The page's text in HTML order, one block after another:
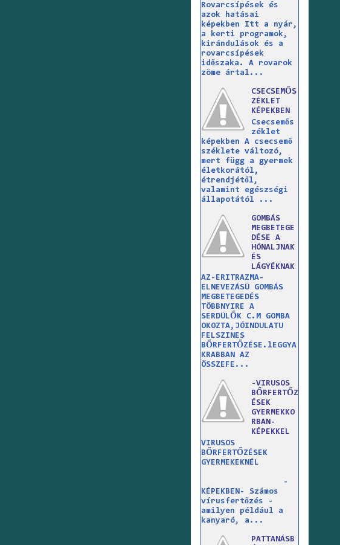
Rovarcsípések és
azok hatásai
képekben Itt a nyár,
a kerti programok,
kirándulások és a
rovarcsípések
időszaka. A rovarok
zöme ártal...
CSECSEMŐS
ZÉKLET
KÉPEKBEN
Csecsemős
zéklet
képekben A csecsemő
széklete változó,
mert függ a gyermek
életkorától,
étrendjétől,
valamint egészségi
állapotától ...
GOMBÁS
MEGBETEGE
DÉSE A
HÓNALJNAK
ÉS
LÁGYÉKNAK
AZ-ERITRAZMA-
ELNEVEZÁSÜ GOMBÁS
MEGBETEGEDÉS
TÖBBNYIRE A
SERDÜLŐK C.M GOMBA
OKOZTA,JÓINDULATU
FELSZINES
BŐRFERTŐZÉSE.lEGGYA
KRABBAN AZ
ÖSSZEFE...
-VIRUSOS
BŐRFERTŐZ
ÉSEK
GYERMEKKO
RBAN-
KÉPEKKEL
VIRUSOS
BŐRFERTŐZÉSEK
GYERMEKEKNÉL
-
KÉPEKBEN- Számos
vírusfertőzés -
amilyen például a
kanyaró, a...
PATTANÁSB